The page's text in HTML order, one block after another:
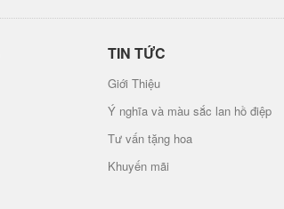
TIN TỨC
Giới Thiệu
Ý nghĩa và màu sắc lan hồ điệp
Tư vấn tặng hoa
Khuyến mãi